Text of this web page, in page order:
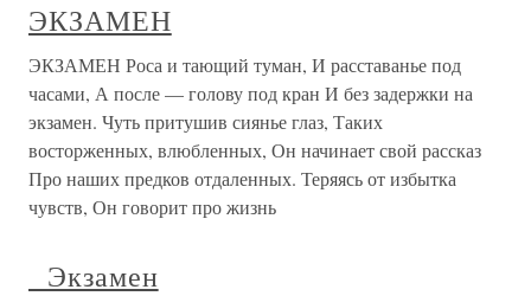
ЭКЗАМЕН
ЭКЗАМЕН Роса и тающий туман, И расставанье под
часами, А после — голову под кран И без задержки на
экзамен. Чуть притушив сиянье глаз, Таких
восторженных, влюбленных, Он начинает свой рассказ
Про наших предков отдаленных. Теряясь от избытка
чувств, Он говорит про жизнь
Экзамен